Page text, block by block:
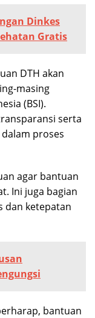
Dinkes
Gratis
DTH akan
masing
(BSI).
serta
proses
agar bantuan
Ini juga bagian
dan ketepatan
bantuan